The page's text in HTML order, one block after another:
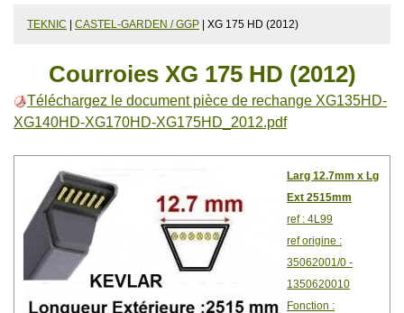
TEKNIC CASTEL-GARDEN / GGP | XG 175 HD (2012)
Courroies XG 175 HD (2012)
Téléchargez le document pièce de rechange XG135HD-
XG140HD-XG170HD-XG175HD_2012.pdf
Larg 12.7mm x Lg
Ext 2515mm
ref : 4L99
ref origine :
35062001/0 -
1350620010
Fonction :